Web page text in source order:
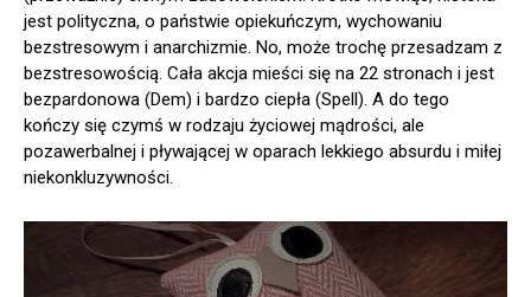
jest polityczna, o państwie opiekuńczym, wychowaniu
bezstresowym i anarchizmie. No, może trochę przesadzam z
bezstresowością. Cała akcja mieści się na 22 stronach i jest
bezpardonowa (Dem) i bardzo ciepła (Spell). A do tego
kończy się czymś w rodzaju życiowej mądrości, ale
pozawerbalnej i pływającej w oparach lekkiego absurdu i miłej
niekonkluzywności.